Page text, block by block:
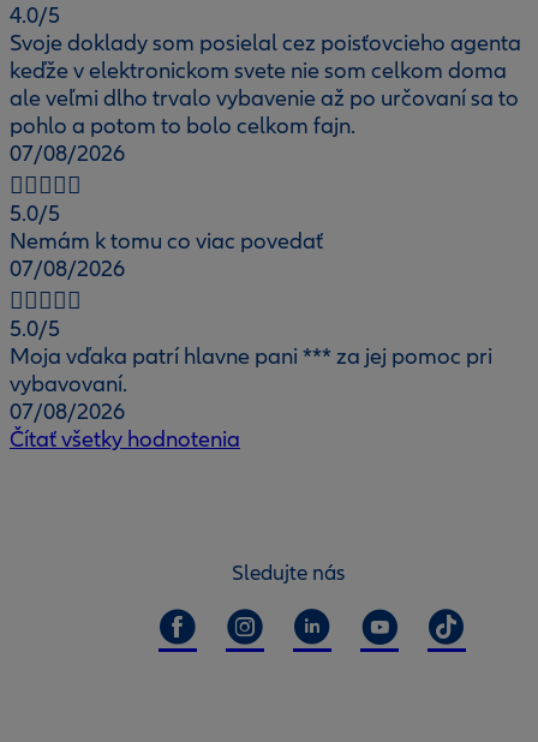
4.0/5
Svoje doklady som posielal cez poisťovcieho agenta
keďže v elektronickom svete nie som celkom doma
ale veľmi dlho trvalo vybavenie až po určovaní sa to
pohlo a potom to bolo celkom fajn.
07/08/2026
5.0/5
Nemám k tomu co viac povedať
07/08/2026
5.0/5
Moja vďaka patrí hlavne pani *** za jej pomoc pri
vybavovaní.
07/08/2026
Čítať všetky hodnotenia
Sledujte nás